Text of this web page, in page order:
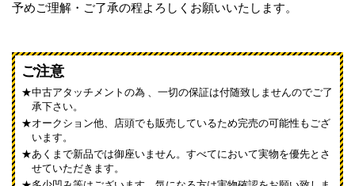
予めご理解・ご了承の程よろしくお願いいたします。
ご注意
中古アタッチメントの為 、一切の保証は付随致しませんのでご了
承下さい。
オークション他、店頭でも販売しているため完売の可能性もござ
います。
あくまで新品では御座いません。すべてにおいて実物を優先とさ
せていただきます。